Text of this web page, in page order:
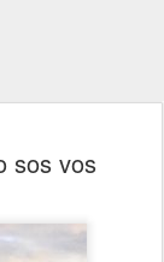
sos vos